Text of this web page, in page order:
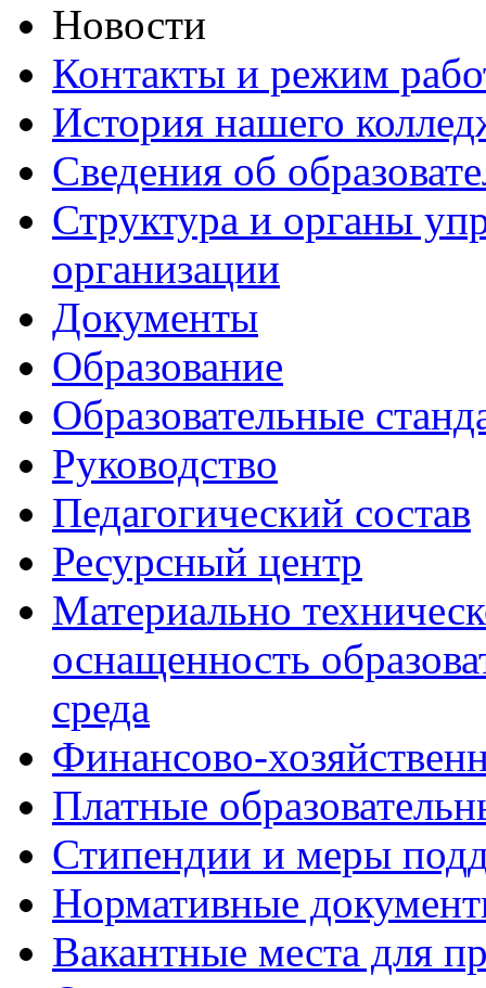
Новости
Контакты и режим
История нашего
Сведения об
Структура и органы
организации
Документы
Образование
Образовательные
Руководство
Педагогический состав
Ресурсный центр
Материально
оснащенность
среда
Финансово-
Платные
Стипендии и меры
Нормативные
Вакантные места для